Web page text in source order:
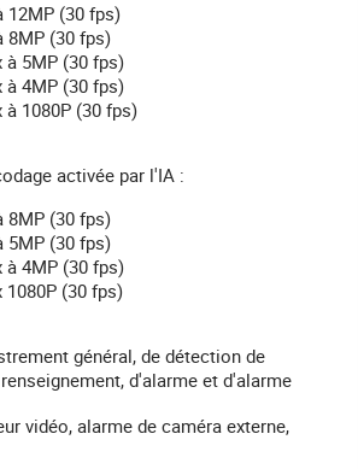
12MP (30 fps)
8MP (30 fps)
à 5MP (30 fps)
à 4MP (30 fps)
à 1080P (30 fps)
activée par l'IA :
8MP (30 fps)
5MP (30 fps)
à 4MP (30 fps)
1080P (30 fps)
général, de détection de
d'alarme et d'alarme
vidéo, alarme de caméra externe,